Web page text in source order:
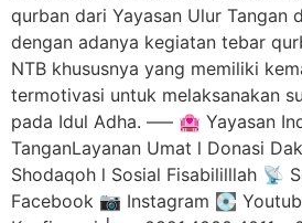
qurban dari Yayasan Ulur Tangan
dengan adanya kegiatan tebar
NTB khususnya yang memiliki
termotivasi untuk melaksanakan
pada Idul Adha. —– 🏩 Yayasan
TanganLayanan Umat l Donasi
Shodaqoh l Sosial Fisabililllah 📡
Facebook 📷 Instagram 💽